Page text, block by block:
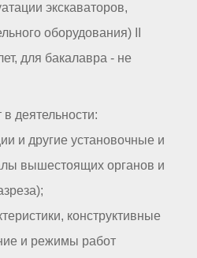
экскаваторов,
оборудования) II
для бакалавра - не
деятельности:
и другие установочные и
вышестоящих органов и
конструктивные
и режимы работ